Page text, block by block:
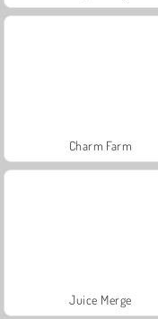
Charm Farm
Juice Merge